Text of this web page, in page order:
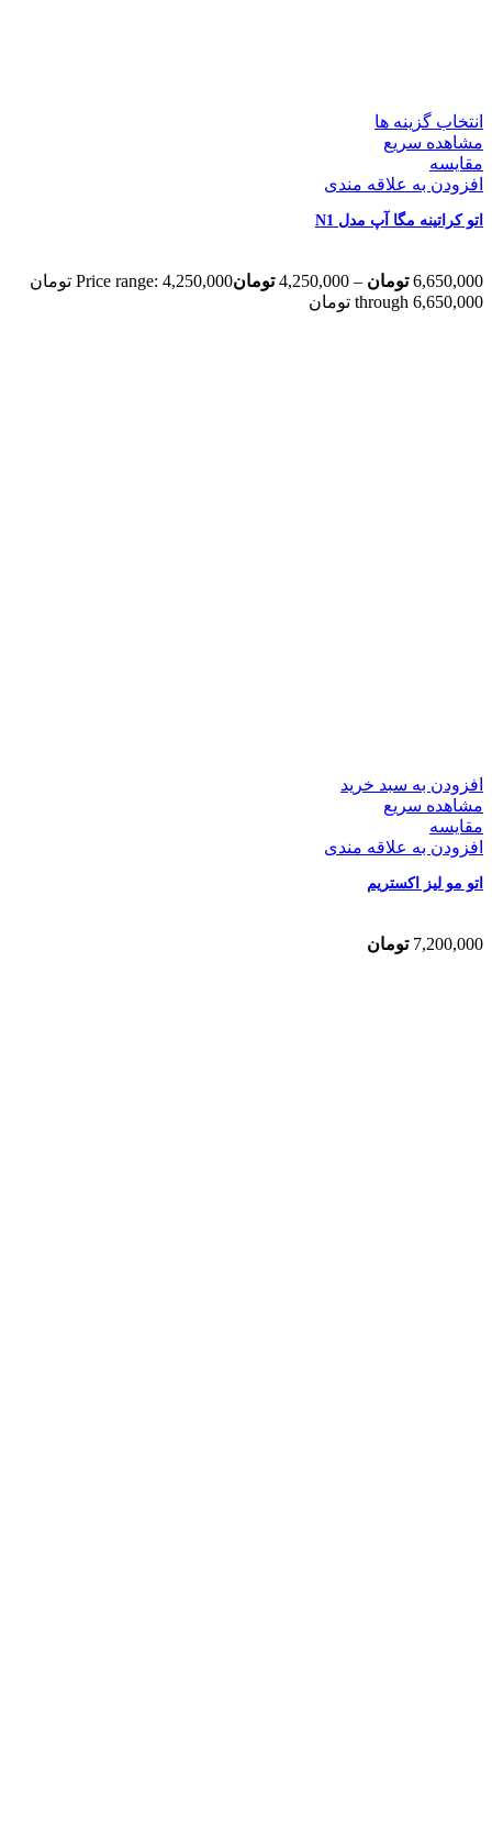
انتخاب گزینه ها
مشاهده سریع
مقایسه
افزودن به علاقه مندی
اتو کراتینه مگا آپ مدل N1
6,650,000 تومان –
4,250,000 تومان
Price range: 4,250,000 تومان
through 6,650,000 تومان
افزودن به سبد خرید
مشاهده سریع
مقایسه
افزودن به علاقه مندی
اتو مو لیز اکستریم
7,200,000 تومان